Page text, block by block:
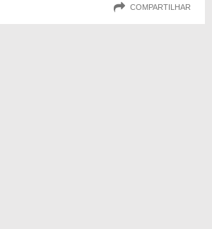
COMPARTILHAR